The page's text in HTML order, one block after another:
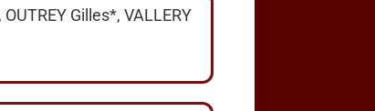
Gilles*, VALLERY